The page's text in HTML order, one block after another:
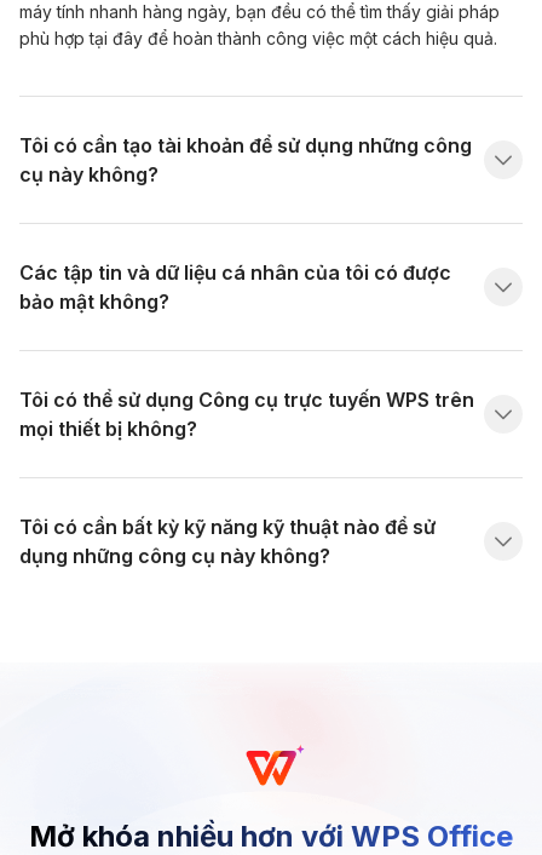
máy tính nhanh hàng ngày, bạn đều có thể tìm thấy giải pháp
phù hợp tại đây để hoàn thành công việc một cách hiệu quả.
Tôi có cần tạo tài khoản để sử dụng những công
cụ này không?
Các tập tin và dữ liệu cá nhân của tôi có được
bảo mật không?
Tôi có thể sử dụng Công cụ trực tuyến WPS trên
mọi thiết bị không?
Tôi có cần bất kỳ kỹ năng kỹ thuật nào để sử
dụng những công cụ này không?
Mở khóa nhiều hơn với WPS Office